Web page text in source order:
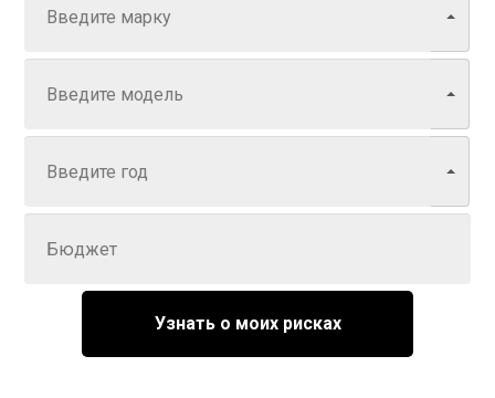
Узнать о моих рисках